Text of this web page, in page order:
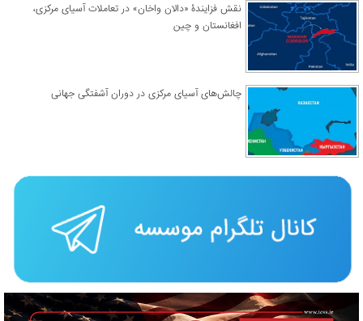
نقش فزایندۀ «دالان واخان» در تعاملات آسیای مرکزی،
افغانستان و چین
چالش‌های آسیای مرکزی در دوران آشفتگی جهانی